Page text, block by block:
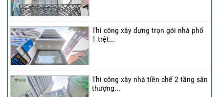
Thi công xây dựng trọn gói nhà phố
1 trệt...
Thi công xây nhà tiền chế 2 tầng sân
thượng...